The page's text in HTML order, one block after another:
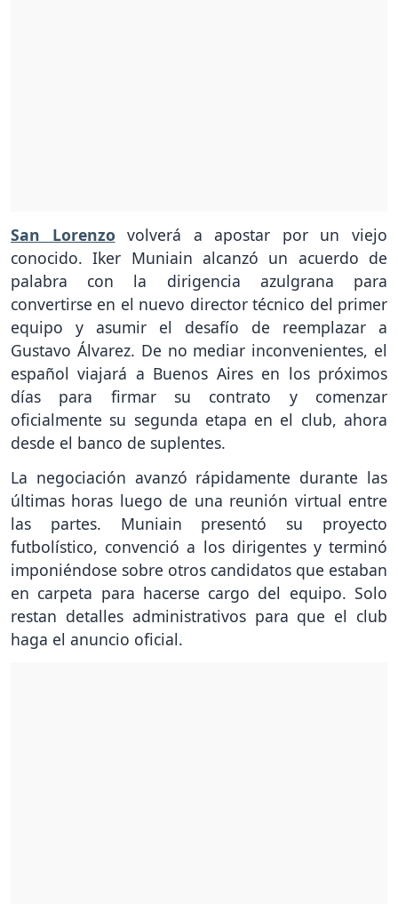
San Lorenzo volverá a apostar por un viejo
conocido. Iker Muniain alcanzó un acuerdo de
palabra con la dirigencia azulgrana para
convertirse en el nuevo director técnico del primer
equipo y asumir el desafío de reemplazar a
Gustavo Álvarez. De no mediar inconvenientes, el
español viajará a Buenos Aires en los próximos
días para firmar su contrato y comenzar
oficialmente su segunda etapa en el club, ahora
desde el banco de suplentes.
La negociación avanzó rápidamente durante las
últimas horas luego de una reunión virtual entre
las partes. Muniain presentó su proyecto
futbolístico, convenció a los dirigentes y terminó
imponiéndose sobre otros candidatos que estaban
en carpeta para hacerse cargo del equipo. Solo
restan detalles administrativos para que el club
haga el anuncio oficial.